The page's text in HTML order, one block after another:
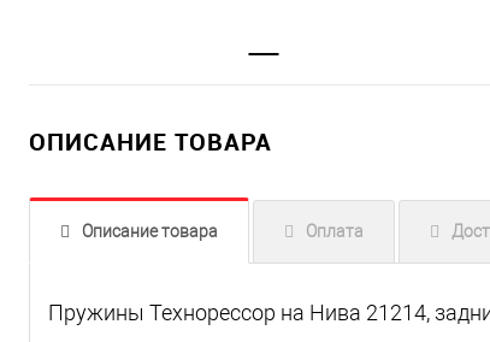
ОПИСАНИЕ ТОВАРА
Описание товара Оплата
Пружины Технорессор на Нива 21214,